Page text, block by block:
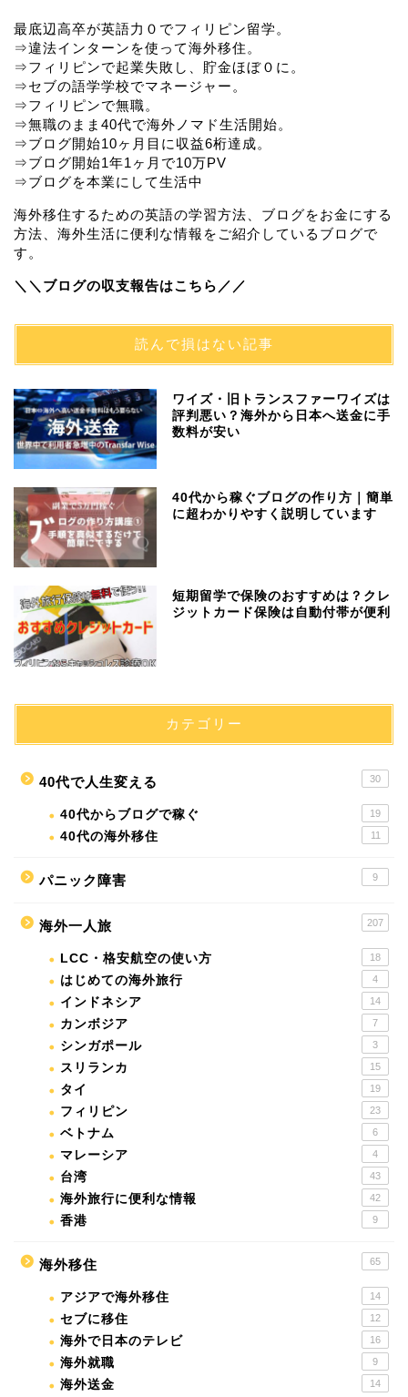
最底辺高卒が英語力０でフィリピン留学。
⇒違法インターンを使って海外移住。
⇒フィリピンで起業失敗し、貯金ほぼ０に。
⇒セブの語学学校でマネージャー。
⇒フィリピンで無職。
⇒無職のまま40代で海外ノマド生活開始。
⇒ブログ開始10ヶ月目に収益6桁達成。
⇒ブログ開始1年1ヶ月で10万PV
⇒ブログを本業にして生活中
海外移住するための英語の学習方法、ブログをお金にする
方法、海外生活に便利な情報をご紹介しているブログで
す。
＼＼ブログの収支報告はこちら／／
読んで損はない記事
ワイズ・旧トランスファーワイズは
評判悪い？海外から日本へ送金に手
数料が安い
40代から稼ぐブログの作り方｜簡単
に超わかりやすく説明しています
短期留学で保険のおすすめは？クレ
ジットカード保険は自動付帯が便利
カテゴリー
40代で人生変える 30
40代からブログで稼ぐ 19
40代の海外移住 11
パニック障害 9
海外一人旅 207
LCC・格安航空の使い方 18
はじめての海外旅行 4
インドネシア 14
カンボジア 7
シンガポール 3
スリランカ 15
タイ 19
フィリピン 23
ベトナム 6
マレーシア 4
台湾 43
海外旅行に便利な情報 42
香港 9
海外移住 65
アジアで海外移住 14
セブに移住 12
海外で日本のテレビ 16
海外就職 9
海外送金 14